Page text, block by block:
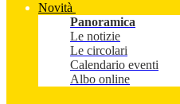
Novità
Panoramica
Le notizie
Le circolari
Calendario eventi
Albo online